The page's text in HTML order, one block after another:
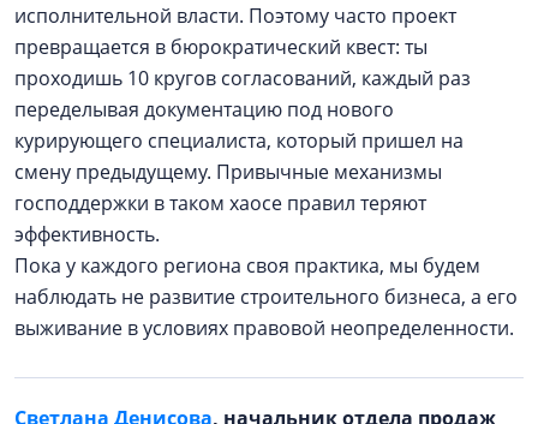
исполнительной власти. Поэтому часто проект
превращается в бюрократический квест: ты
проходишь 10 кругов согласований, каждый раз
переделывая документацию под нового
курирующего специалиста, который пришел на
смену предыдущему. Привычные механизмы
господдержки в таком хаосе правил теряют
эффективность.
Пока у каждого региона своя практика, мы будем
наблюдать не развитие строительного бизнеса, а его
выживание в условиях правовой неопределенности.
Светлана Денисова, начальник отдела продаж